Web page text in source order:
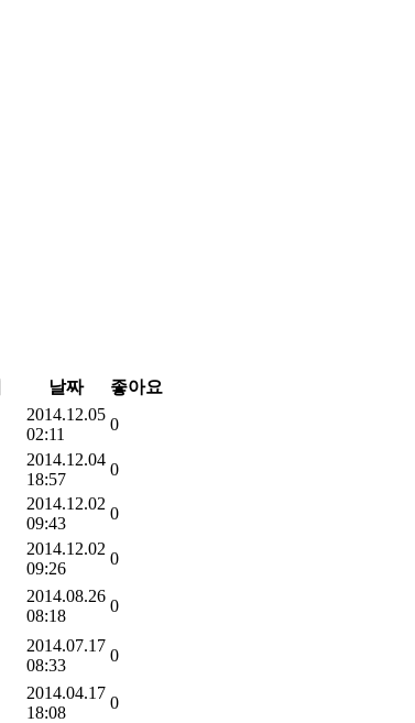
날짜
좋아요
2014.12.05
02:11
0
2014.12.04
18:57
0
2014.12.02
09:43
0
2014.12.02
09:26
0
2014.08.26
08:18
0
2014.07.17
08:33
0
2014.04.17
18:08
0